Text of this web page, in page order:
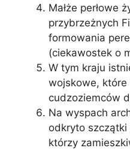
Małże perłowe
przybrzeżnych
formowania
(ciekawostek o
W tym kraju
wojskowe, które
cudzoziemców
Na wyspach
odkryto
którzy